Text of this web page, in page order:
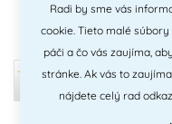
Bezpečný a
Radi by sme vás
cookie. Tieto malé
páči a čo vás zaujíma,
stránke. Ak vás to
nájdete celý rad